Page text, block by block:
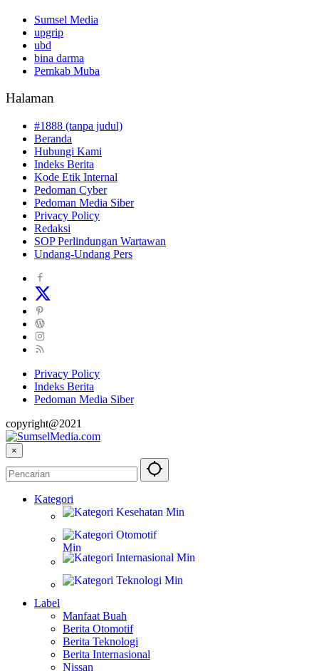
Sumsel Media
upgrip
ubd
bina darma
Pemkab Muba
Halaman
#1888 (tanpa judul)
Beranda
Hubungi Kami
Indeks Berita
Kode Etik Internal
Pedoman Cyber
Pedoman Media Siber
Privacy Policy
Redaksi
SOP Perlindungan Wartawan
Undang-Undang Pers
Privacy Policy
Indeks Berita
Pedoman Media Siber
copyright@2021
×
Kategori
Label
Manfaat Buah
Berita Otomotif
Berita Teknologi
Berita Internasional
Nissan